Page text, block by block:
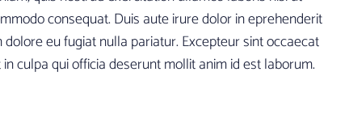
consequat. Duis aute irure dolor in eprehenderit
eu fugiat nulla pariatur. Excepteur sint occaecat
culpa qui officia deserunt mollit anim id est laborum.